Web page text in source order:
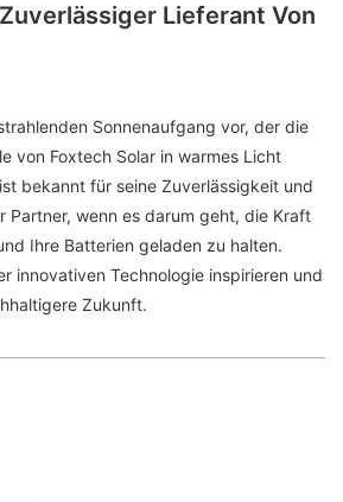
Lieferant Von
Sonnenaufgang vor, der die
von Foxtech Solar in warmes Licht
bekannt für seine Zuverlässigkeit und
Partner, wenn es darum geht, die Kraft
Ihre Batterien geladen zu halten.
innovativen Technologie inspirieren und
Zukunft.